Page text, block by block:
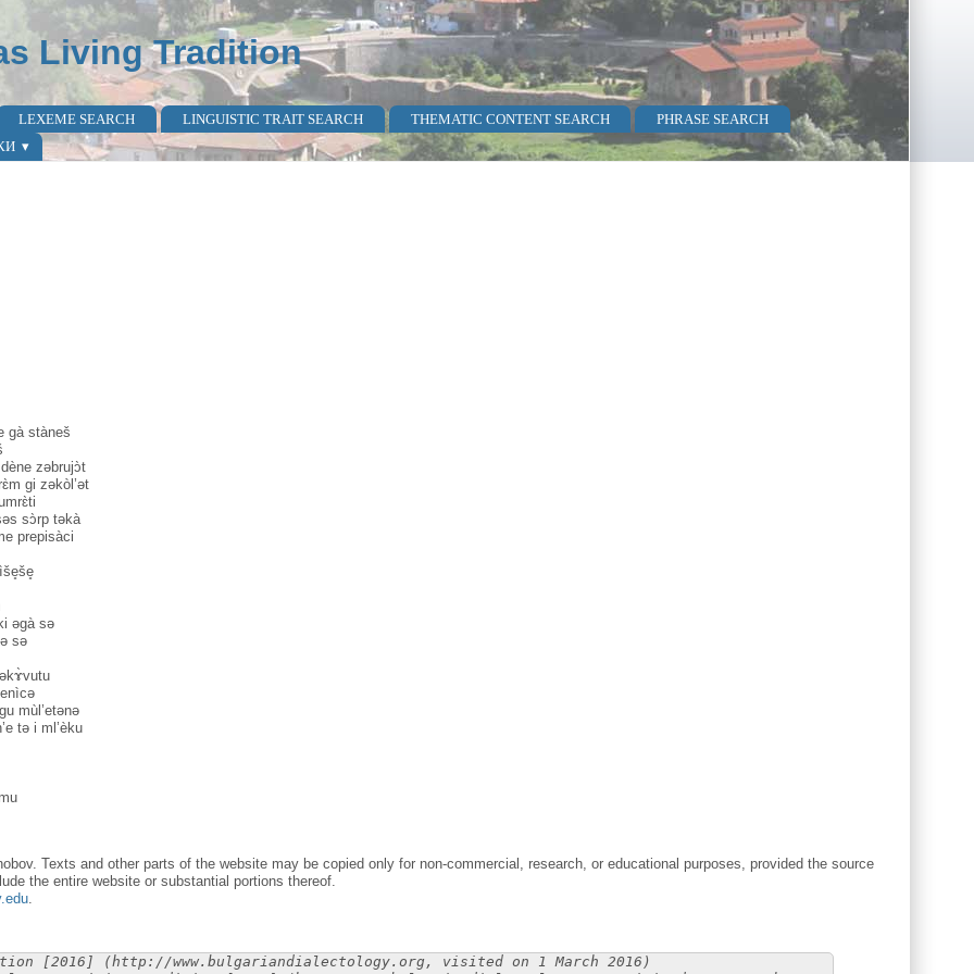
Living Tradition
LEXEME SEARCH LINGUISTIC TRAIT SEARCH THEMATIC CONTENT SEARCH
PHRASE SEARCH
gà stàneš
zəbrujɔ̀t
gi zəkòl’ət
sɔ̀rp təkà
prepisàci
əgà sə
sə
mùl’etənə
tə i ml’èku
Texts and other parts of the website may be copied only for non-commercial, research, or educational purposes, provided the source
the entire website or substantial portions thereof.
.
[2016] (http://www.bulgariandialectology.org, visited on 1 March 2016)